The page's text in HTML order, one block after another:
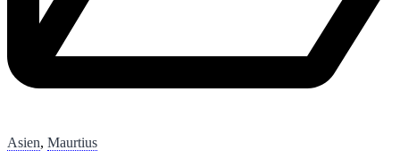
Asien, Maurtius